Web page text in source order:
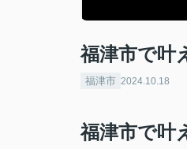
福津市で叶
福津市 2024.10.18
福津市で叶